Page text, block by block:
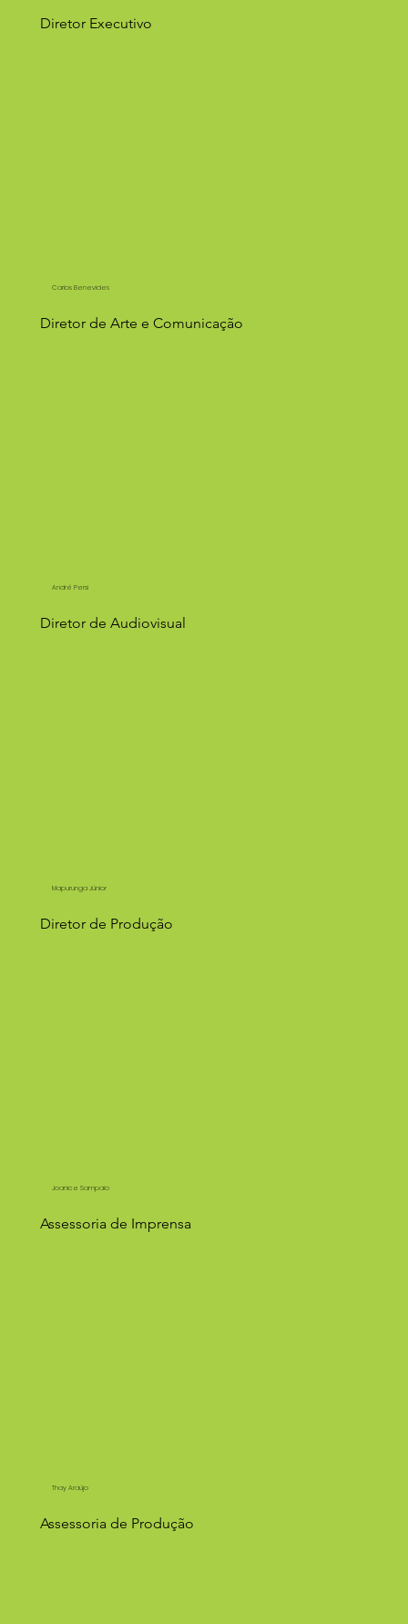
Diretor Executivo
Carlos Benevides
Diretor de Arte e Comunicação
André Persi
Diretor de Audiovisual
Mapurunga Júnior
Diretor de Produção
Joanice Sampaio
Assessoria de Imprensa
Thay Araújo
Assessoria de Produção